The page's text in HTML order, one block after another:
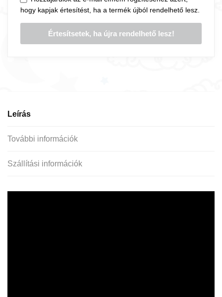
hogy kapjak értesítést, ha a termék újból rendelhető lesz.
Leírás
További információk
Szállítási információk